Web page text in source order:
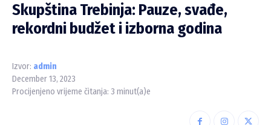
Skupština Trebinja: Pauze, svađe,
rekordni budžet i izborna godina
Izvor: admin
December 13, 2023
Procijenjeno vrijeme čitanja: 3 minut(a)e